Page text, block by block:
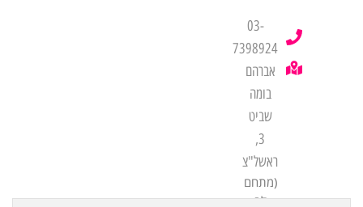
03-
7398924
אברהם
בומה
שביט
3,
ראשל"צ
(מתחם
לב